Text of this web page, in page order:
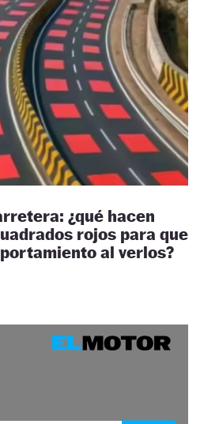
¿qué hacen
rojos para que
al verlos?